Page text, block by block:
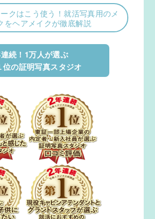
クはこう使う！就活写真用のメ
をヘアメイクが徹底解説
連続！1万人が選ぶ
位の証明写真スタジオ